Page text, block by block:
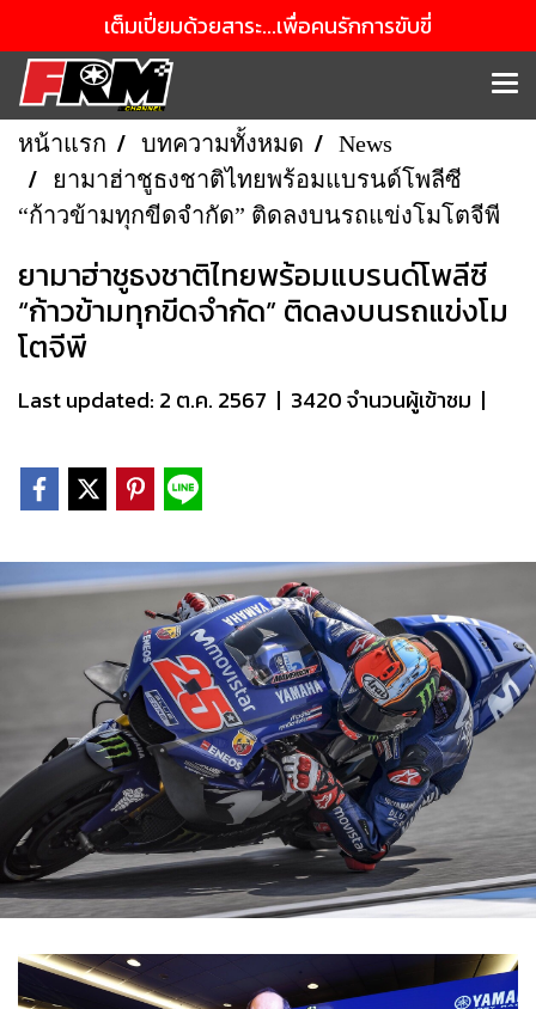
เต็มเปี่ยมด้วยสาระ...เพื่อคนรักการขับขี่
หน้าแรก บทความทั้งหมด
News
ยามาฮ่าชูธงชาติไทยพร้อมแบรนด์โพลีซี
“ก้าวข้ามทุกขีดจำกัด” ติดลงบนรถแข่งโมโตจีพี
ยามาฮ่าชูธงชาติไทยพร้อมแบรนด์โพลีซี
“ก้าวข้ามทุกขีดจำกัด” ติดลงบนรถแข่งโม
โตจีพี
Last updated: 2 ต.ค. 2567 | 3420 จำนวนผู้เข้าชม |